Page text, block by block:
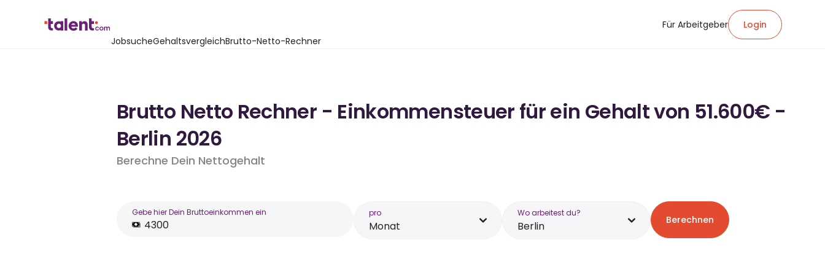
JobsucheGehaltsvergleichBrutto-Netto-Rechner
Für Arbeitgeber Login
Brutto Netto Rechner - Einkommensteuer für ein Gehalt von 51.600€ -
Berlin 2026
Berechne Dein Nettogehalt
Gebe hier Dein Bruttoeinkommen ein pro
Monat
Wo arbeitest du?
Berlin Berechnen